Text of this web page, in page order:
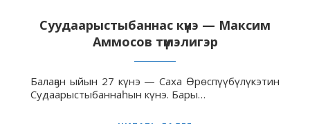
Суудаарыстыбаннас күнэ — Максим
Аммосов түмэлигэр
Балаҕан ыйын 27 күнэ — Саха Өрөспүүбүлүкэтин
Судаарыстыбаннаһын күнэ. Бары…